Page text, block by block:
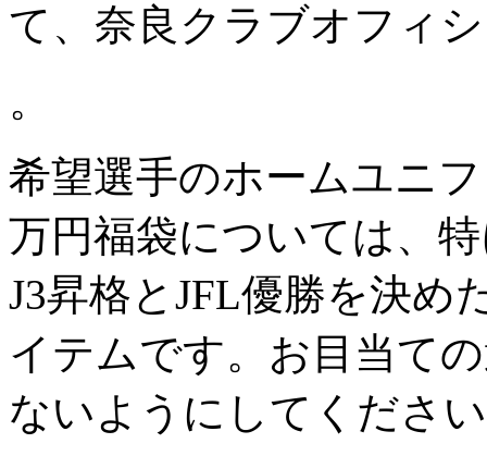
て、奈良クラブオフィ
。
希望選手のホームユニ
万円福袋については、
J3昇格とJFL優勝を決め
イテムです。お目当て
ないようにしてくださ